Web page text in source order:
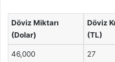
Döviz Miktarı
(Dolar)
Döviz
(TL)
46,000 27